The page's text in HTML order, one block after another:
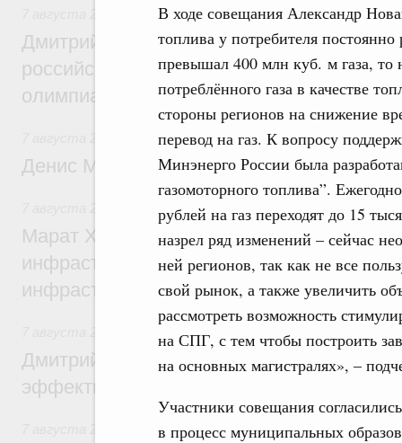
В ходе совещания Александр
топлива у потребителя
превышал 400 млн куб. м газа, то
потреблённого газа в качестве
стороны регионов на снижение
перевод на газ. К вопросу
Минэнерго России была
газомоторного топлива”.
рублей на газ переходят до 15
назрел ряд изменений – сейчас
ней регионов, так как не все
свой рынок, а также увеличить
рассмотреть возможность
на СПГ, с тем чтобы построить
на основных магистралях», –
Участники совещания
в процесс муниципальных
Отрасль информационных технологий
Дмитрий Чернышенко и Сергей Кравцов
российскую сборную с победой на
олимпиаде по искусственному
Общие вопросы промышленной политики
Денис Мантуров посетил Ярославскую
Бюджеты субъектов Федерации.
Марат Хуснуллин: 15 объектов
инфраструктуры построили и обновили
инфраструктурным кредитам
Развитие сельских территорий
Дмитрий Патрушев: Синхронизация
эффективность поддержки сельских
Экономика городов. Городская среда